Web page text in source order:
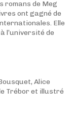
romans de Meg
ont gagné de
Elle
l’université de
Alice
Trébor et illustré